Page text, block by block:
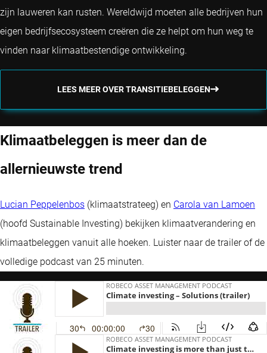
zijn lauweren kan rusten. Wereldwijd moeten alle bedrijven hun
eigen bedrijfsecosysteem creëren die ze helpt om hun weg te
vinden naar klimaatbestendige ontwikkeling.
LEES MEER OVER TRANSITIEBELEGGEN
Klimaatbeleggen is meer dan de
allernieuwste trend
Lucian Peppelenbos (klimaatstrateeg) en Carola van Lamoen
(hoofd Sustainable Investing) bekijken klimaatverandering en
klimaatbeleggen vanuit alle hoeken. Luister naar de trailer of de
volledige podcast van 25 minuten.